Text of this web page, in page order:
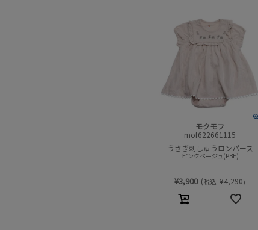
モクモフ
mof622661115
うさぎ刺しゅうロンパース
ピンクベージュ(PBE)
¥3,900 (税込: ¥4,290)